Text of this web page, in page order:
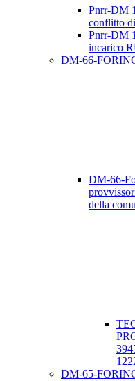
Pnrr-DM
conflitto
Pnrr-DM
incarico
DM-66-
DM-66-
della
DM-65-